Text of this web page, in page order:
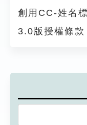
創用CC-姓名
3.0版授權條款